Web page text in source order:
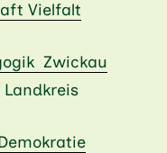
Vielfalt
Zwickau